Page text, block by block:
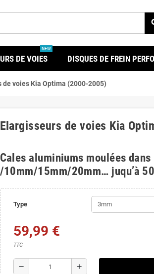
DE VOIES
NEW
DISQUES DE FREIN
de voies Kia Optima (2000-2005)
Elargisseurs de voies Kia
Cales aluminiums moulées
/10mm/15mm/20mm… juqu’à
Type
59,99 €
TTC
remove add